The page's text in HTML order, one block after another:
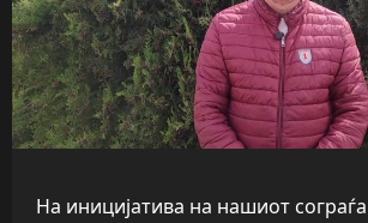
На иницијатива на нашиот